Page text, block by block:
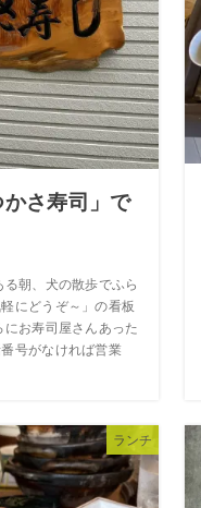
さ寿司」で
る朝、犬の散歩でふら
にどうぞ～」の看板
お寿司屋さんあった
号がなければ営業
ランチ